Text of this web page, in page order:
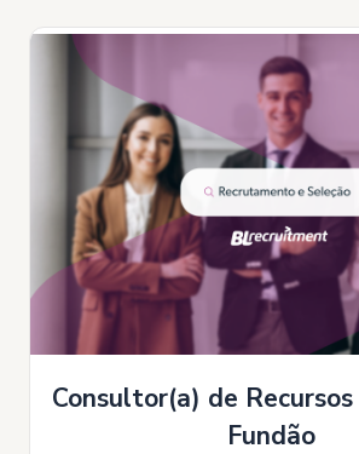
Consultor(a) de
Fundão